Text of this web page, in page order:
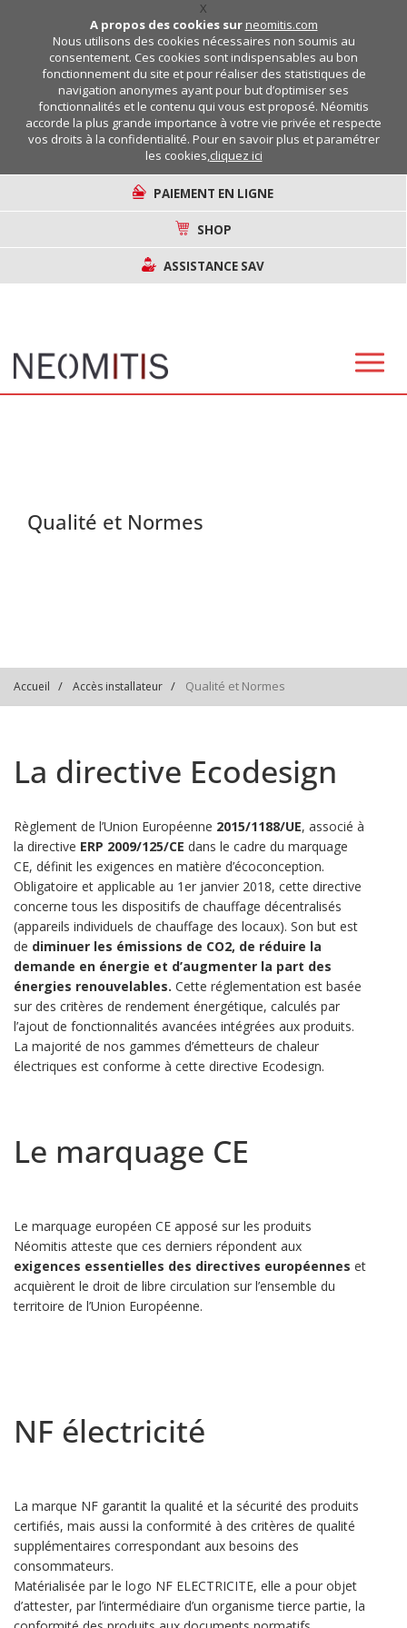
X
A propos des cookies sur neomitis.com
Nous utilisons des cookies nécessaires non soumis au
consentement. Ces cookies sont indispensables au bon
fonctionnement du site et pour réaliser des statistiques de
navigation anonymes ayant pour but d’optimiser ses
fonctionnalités et le contenu qui vous est proposé. Néomitis
accorde la plus grande importance à votre vie privée et respecte
vos droits à la confidentialité. Pour en savoir plus et paramétrer
les cookies,cliquez ici
PAIEMENT EN LIGNE
SHOP
ASSISTANCE SAV
Qualité et Normes
Accueil Accès installateur Qualité et Normes
La directive Ecodesign
Règlement de l’Union Européenne 2015/1188/UE, associé à
la directive ERP 2009/125/CE dans le cadre du marquage
CE, définit les exigences en matière d’écoconception.
Obligatoire et applicable au 1er janvier 2018, cette directive
concerne tous les dispositifs de chauffage décentralisés
(appareils individuels de chauffage des locaux). Son but est
de diminuer les émissions de CO2, de réduire la
demande en énergie et d’augmenter la part des
énergies renouvelables. Cette réglementation est basée
sur des critères de rendement énergétique, calculés par
l’ajout de fonctionnalités avancées intégrées aux produits.
La majorité de nos gammes d’émetteurs de chaleur
électriques est conforme à cette directive Ecodesign.
Le marquage CE
Le marquage européen CE apposé sur les produits
Néomitis atteste que ces derniers répondent aux
exigences essentielles des directives européennes et
acquièrent le droit de libre circulation sur l’ensemble du
territoire de l’Union Européenne.
NF électricité
La marque NF garantit la qualité et la sécurité des produits
certifiés, mais aussi la conformité à des critères de qualité
supplémentaires correspondant aux besoins des
consommateurs.
Matérialisée par le logo NF ELECTRICITE, elle a pour objet
d’attester, par l’intermédiaire d’un organisme tierce partie, la